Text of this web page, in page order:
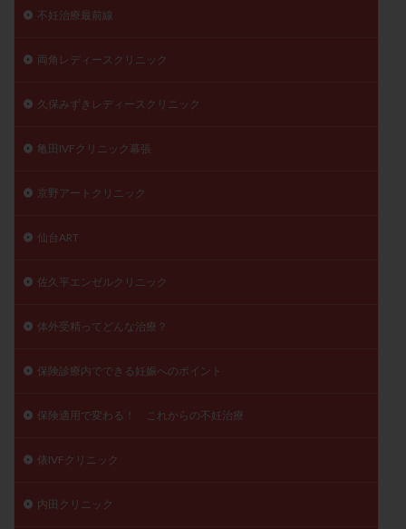
不妊治療最前線
両角レディースクリニック
久保みずきレディースクリニック
亀田IVFクリニック幕張
京野アートクリニック
仙台ART
佐久平エンゼルクリニック
体外受精ってどんな治療？
保険診療内でできる妊娠へのポイント
保険適用で変わる！ これからの不妊治療
俵IVFクリニック
内田クリニック